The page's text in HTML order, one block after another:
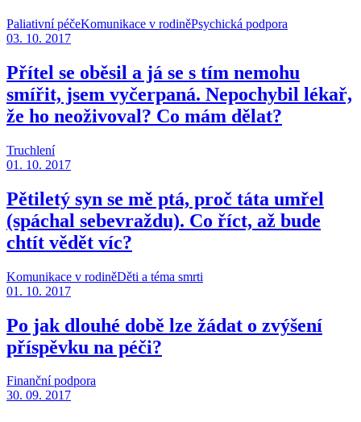
Paliativní péčeKomunikace v rodiněPsychická podpora
03. 10. 2017
Přítel se oběsil a já se s tím nemohu
smířit, jsem vyčerpaná. Nepochybil lékař,
že ho neoživoval? Co mám dělat?
Truchlení
01. 10. 2017
Pětiletý syn se mě ptá, proč táta umřel
(spáchal sebevraždu). Co říct, až bude
chtít vědět víc?
Komunikace v rodiněDěti a téma smrti
01. 10. 2017
Po jak dlouhé době lze žádat o zvýšení
příspěvku na péči?
Finanční podpora
30. 09. 2017